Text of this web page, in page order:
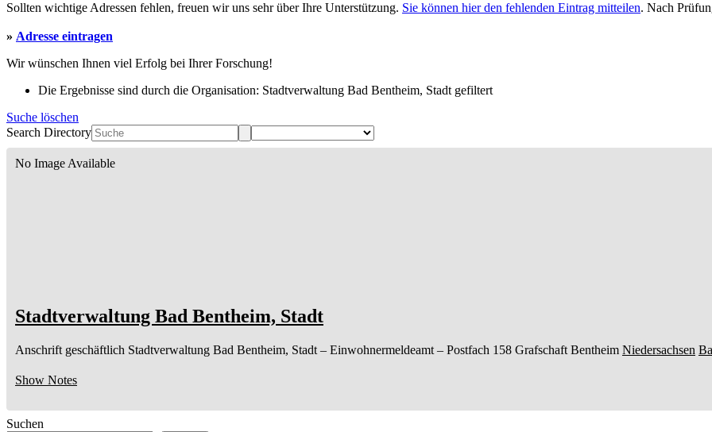
Sollten wichtige Adressen fehlen, freuen wir uns sehr über Ihre Unterstützung. Sie können hier den fehlenden Eintrag mitteilen. Nach
» Adresse eintragen
Wir wünschen Ihnen viel Erfolg bei Ihrer Forschung!
Die Ergebnisse sind durch die Organisation: Stadtverwaltung Bad Bentheim, Stadt gefiltert
Suche löschen
Search Directory
No Image Available
Stadtverwaltung Bad Bentheim, Stadt
Anschrift geschäftlich Stadtverwaltung Bad Bentheim, Stadt – Einwohnermeldeamt – Postfach 158 Grafschaft Bentheim Niedersachsen
Show Notes
Suchen